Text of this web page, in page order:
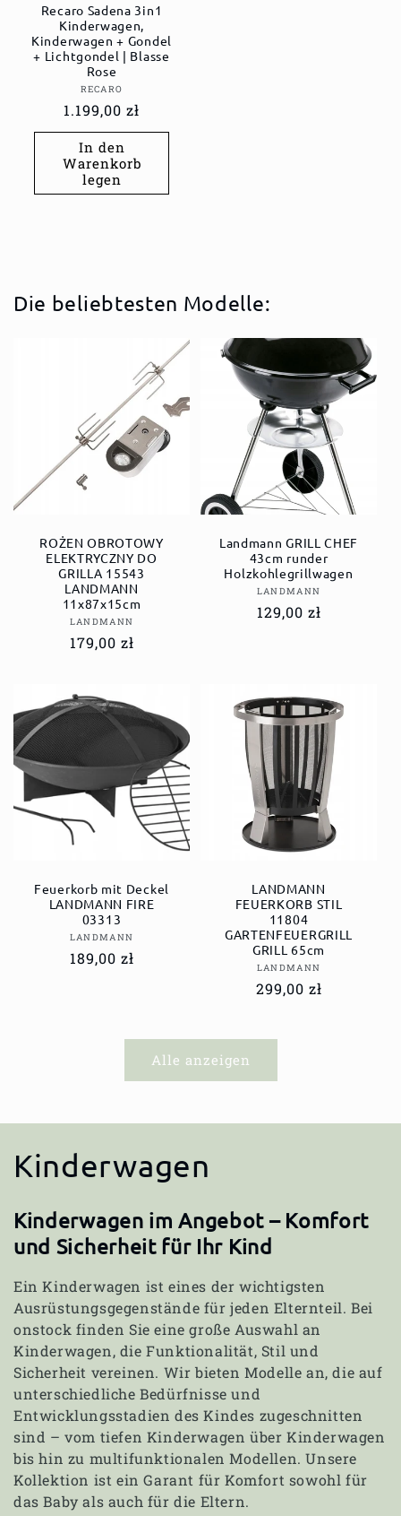
Recaro Sadena 3in1
Kinderwagen,
Kinderwagen + Gondel
+ Lichtgondel | Blasse
Rose
Anbieter:
RECARO
Normaler
Preis
1.199,00 zł
In den
Warenkorb
legen
Die beliebtesten Modelle:
ROŻEN OBROTOWY
ELEKTRYCZNY DO
GRILLA 15543
LANDMANN
11x87x15cm
Anbieter:
LANDMANN
Normaler
179,00 zł
Landmann GRILL CHEF
43cm runder
Holzkohlegrillwagen
Anbieter:
LANDMANN
Normaler
129,00 zł
Feuerkorb mit Deckel
LANDMANN FIRE
03313
Anbieter:
LANDMANN
Normaler
189,00 zł
LANDMANN
FEUERKORB STIL
11804
GARTENFEUERGRILL
GRILL 65cm
Anbieter:
LANDMANN
Normaler
299,00 zł
Alle anzeigen
K
a
t
e
g
o
r
i
e
Kinderwagen
Kinderwagen im Angebot – Komfort
und Sicherheit für Ihr Kind
Ein Kinderwagen ist eines der wichtigsten
Ausrüstungsgegenstände für jeden Elternteil. Bei
onstock finden Sie eine große Auswahl an
Kinderwagen, die Funktionalität, Stil und
Sicherheit vereinen. Wir bieten Modelle an, die auf
unterschiedliche Bedürfnisse und
Entwicklungsstadien des Kindes zugeschnitten
sind – vom tiefen Kinderwagen über Kinderwagen
bis hin zu multifunktionalen Modellen. Unsere
Kollektion ist ein Garant für Komfort sowohl für
das Baby als auch für die Eltern.